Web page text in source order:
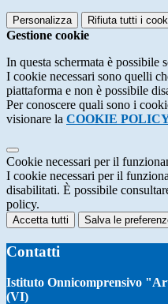
Personalizza Rifiuta tutti i
Gestione cookie
In questa schermata è possibile
I cookie necessari sono quelli
piattaforma e non è possibile
Per conoscere quali sono i
visionare la COOKIE
Cookie necessari per il
I cookie necessari per il
disabilitati. È possibile
policy.
Accetta tutti Salva le
Contatti
Istituto Onnicomprensivo
(VI)